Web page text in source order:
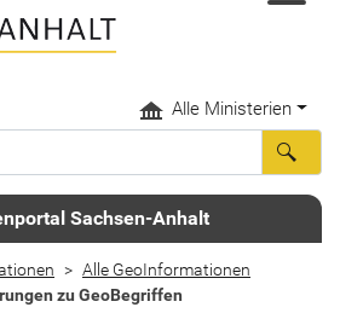
Alle Ministerien
Sachsen-Anhalt
Alle GeoInformationen
zu GeoBegriffen